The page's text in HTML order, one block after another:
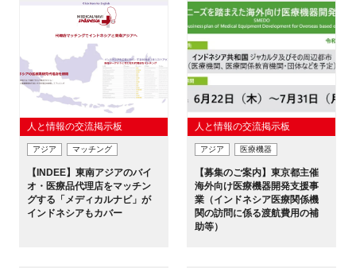
人と情報の交流掲示板
アジア マッチング
【INDEE】東南アジアのバイ
オ・医療品代理店をマッチン
グする「メディカルナビ」が
インドネシアもカバー
人と情報の交流掲示板
アジア 医療機器
【募集のご案内】東京都主催
海外向け医療機器開発支援事
業（インドネシア医療関係機
関の訪問に係る渡航費用の補
助等）